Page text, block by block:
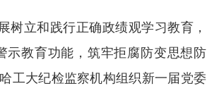
树立和践行正确政绩观学习教育，
示教育功能， 筑牢拒腐防变思想防
工大纪检监察机构组织新一届党委